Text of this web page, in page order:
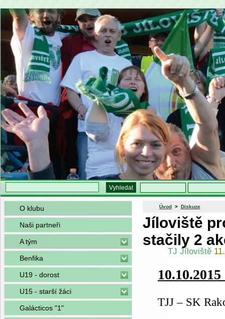
O klubu
Naši partneři
A tým
Benfika
U19 - dorost
U15 - starší žáci
Galácticos "1"
Úvod > Diskuze
Jíloviště
stačily 2
TJ Jíloviště
TJJ – SK